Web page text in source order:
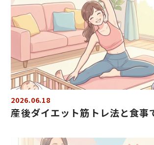
2026.06.18
産後ダイエット筋トレ法と食事